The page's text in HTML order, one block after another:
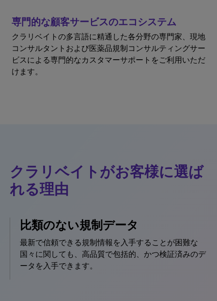
専門的な顧客サービスのエコシステム
クラリベイトの多言語に精通した各分野の専門家、現地
コンサルタントおよび医薬品規制コンサルティングサー
ビスによる専門的なカスタマーサポートをご利用いただ
けます。
クラリベイトがお客様に選ば
れる理由
比類のない規制データ
最新で信頼できる規制情報を入手することが困難な
国々に関しても、高品質で包括的、かつ検証済みのデ
ータを入手できます。